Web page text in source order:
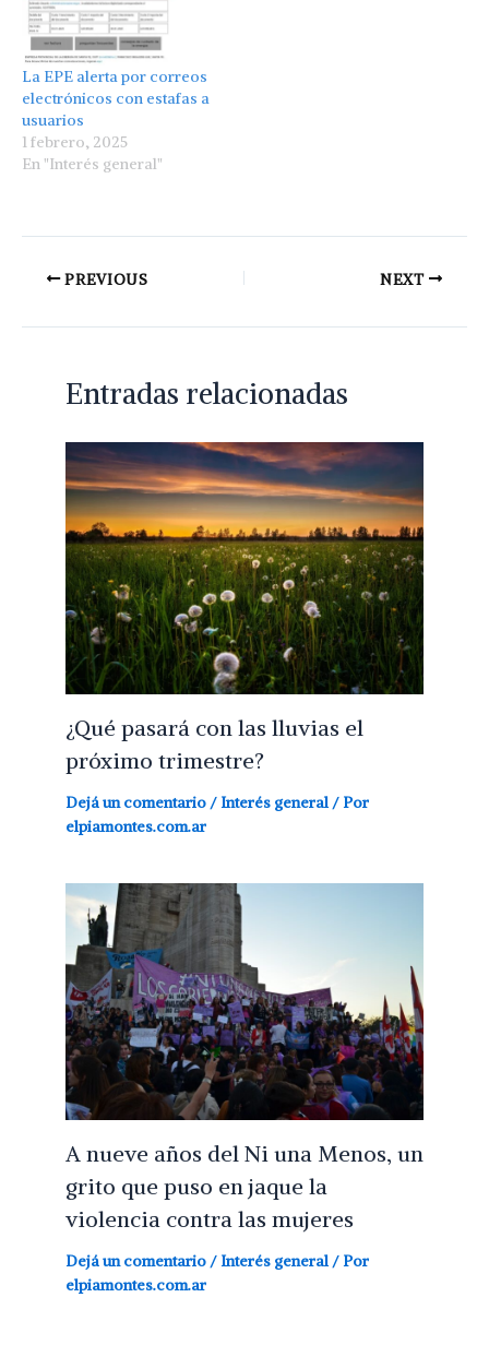
La EPE alerta por correos
electrónicos con estafas a
usuarios
1 febrero, 2025
En "Interés general"
PREVIOUS NEXT
Entradas relacionadas
¿Qué pasará con las lluvias el
próximo trimestre?
Dejá un comentario / Interés general/ Por
elpiamontes.com.ar
A nueve años del Ni una Menos, un
grito que puso en jaque la
violencia contra las mujeres
Dejá un comentario / Interés general/ Por
elpiamontes.com.ar